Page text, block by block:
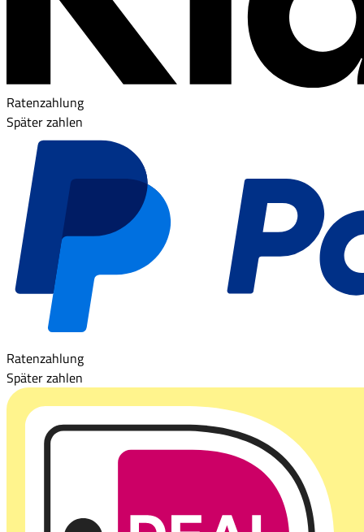
Ratenzahlung
Später zahlen
Ratenzahlung
Später zahlen